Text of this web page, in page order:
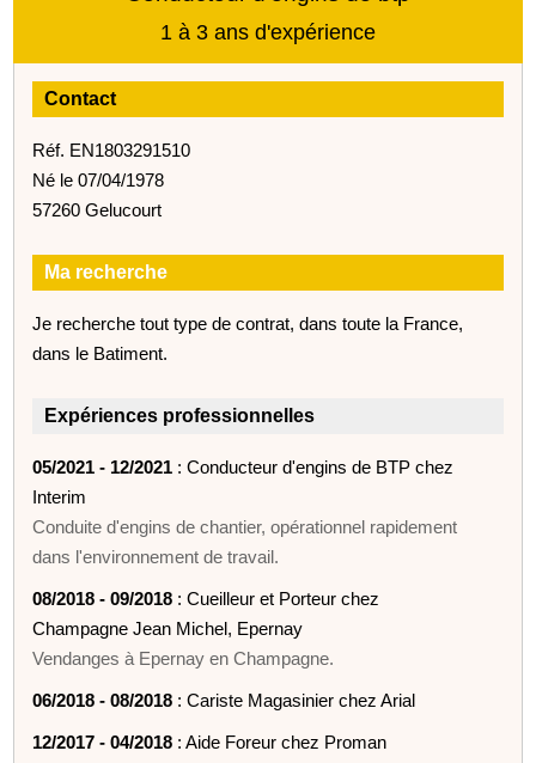
1 à 3 ans d'expérience
Contact
Réf. EN1803291510
Né le 07/04/1978
57260 Gelucourt
Ma recherche
Je recherche tout type de contrat, dans toute la France,
dans le Batiment.
Expériences professionnelles
05/2021 - 12/2021 : Conducteur d'engins de BTP chez
Interim
Conduite d'engins de chantier, opérationnel rapidement
dans l'environnement de travail.
08/2018 - 09/2018 : Cueilleur et Porteur chez
Champagne Jean Michel, Epernay
Vendanges à Epernay en Champagne.
06/2018 - 08/2018 : Cariste Magasinier chez Arial
12/2017 - 04/2018 : Aide Foreur chez Proman